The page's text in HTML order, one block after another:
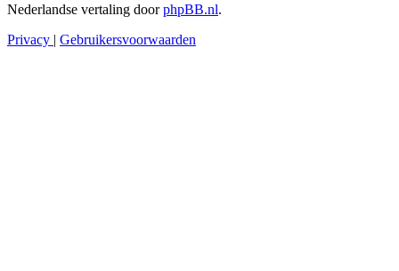
Nederlandse vertaling doorphpBB.nl.
Privacy | Gebruikersvoorwaarden